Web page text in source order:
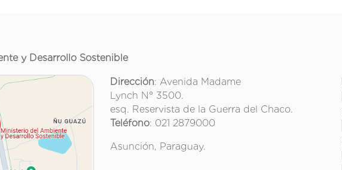
y Desarrollo Sostenible
Dirección: Avenida Madame
Lynch N° 3500.
esq. Reservista de la Guerra del Chaco.
Teléfono: 021 2879000
Asunción, Paraguay.